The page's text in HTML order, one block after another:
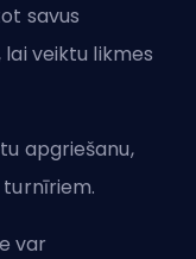
savus
veiktu likmes
apgriešanu,
turnīriem.
var